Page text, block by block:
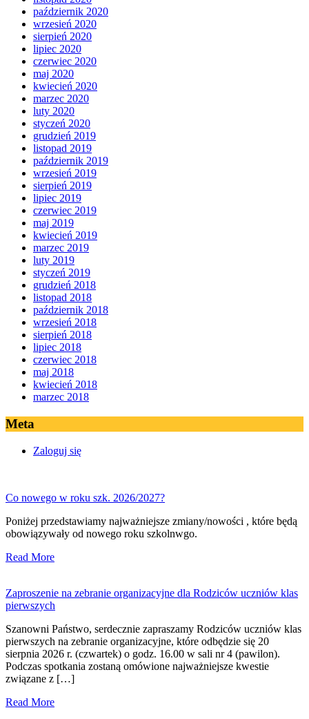
październik 2020
wrzesień 2020
sierpień 2020
lipiec 2020
czerwiec 2020
maj 2020
kwiecień 2020
marzec 2020
luty 2020
styczeń 2020
grudzień 2019
listopad 2019
październik 2019
wrzesień 2019
sierpień 2019
lipiec 2019
czerwiec 2019
maj 2019
kwiecień 2019
marzec 2019
luty 2019
styczeń 2019
grudzień 2018
listopad 2018
październik 2018
wrzesień 2018
sierpień 2018
lipiec 2018
czerwiec 2018
maj 2018
kwiecień 2018
marzec 2018
Meta
Zaloguj się
Co nowego w roku szk. 2026/2027?
Poniżej przedstawiamy najważniejsze zmiany/nowości , które będą
obowiązywały od nowego roku szkolnwgo.
Read More
Zaproszenie na zebranie organizacyjne dla Rodziców uczniów klas
pierwszych
Szanowni Państwo, serdecznie zapraszamy Rodziców uczniów klas
pierwszych na zebranie organizacyjne, które odbędzie się 20
sierpnia 2026 r. (czwartek) o godz. 16.00 w sali nr 4 (pawilon).
Podczas spotkania zostaną omówione najważniejsze kwestie
związane z […]
Read More